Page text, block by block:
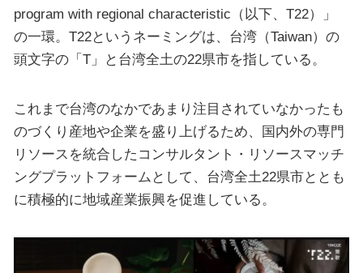
program with regional characteristic（以下、T22）」
の一環。T22というネーミングは、台湾（Taiwan）の
頭文字の「T」と台湾全土の22県市を指している。
これまで台湾のなかであまり注目されていなかったも
のづくり産地や企業を盛り上げるため、国内外の専門
リソースを統合したコンサルタント・リソースマッチ
ングプラットフォームとして、台湾全土22県市ととも
に積極的に地域産業振興を促進している。